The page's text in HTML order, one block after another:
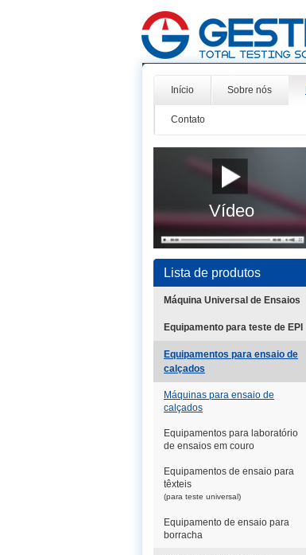
Início Sobre nós
Contato
Vídeo
Lista de produtos
Máquina Universal de Ensaios
Equipamento para teste de EPI
Equipamentos para ensaio de
calçados
Máquinas para ensaio de
calçados
Equipamentos para laboratório
de ensaios em couro
Equipamentos de ensaio para
têxteis
(para teste universal)
Equipamento de ensaio para
borracha